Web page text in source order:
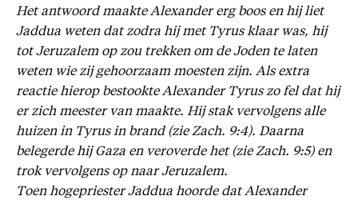
Het antwoord maakte Alexander erg boos en hij liet
Jaddua weten dat zodra hij met Tyrus klaar was, hij
tot Jeruzalem op zou trekken om de Joden te laten
weten wie zij gehoorzaam moesten zijn. Als extra
reactie hierop bestookte Alexander Tyrus zo fel dat hij
er zich meester van maakte. Hij stak vervolgens alle
huizen in Tyrus in brand (zie Zach. 9:4). Daarna
belegerde hij Gaza en veroverde het (zie Zach. 9:5) en
trok vervolgens op naar Jeruzalem.
Toen hogepriester Jaddua hoorde dat Alexander